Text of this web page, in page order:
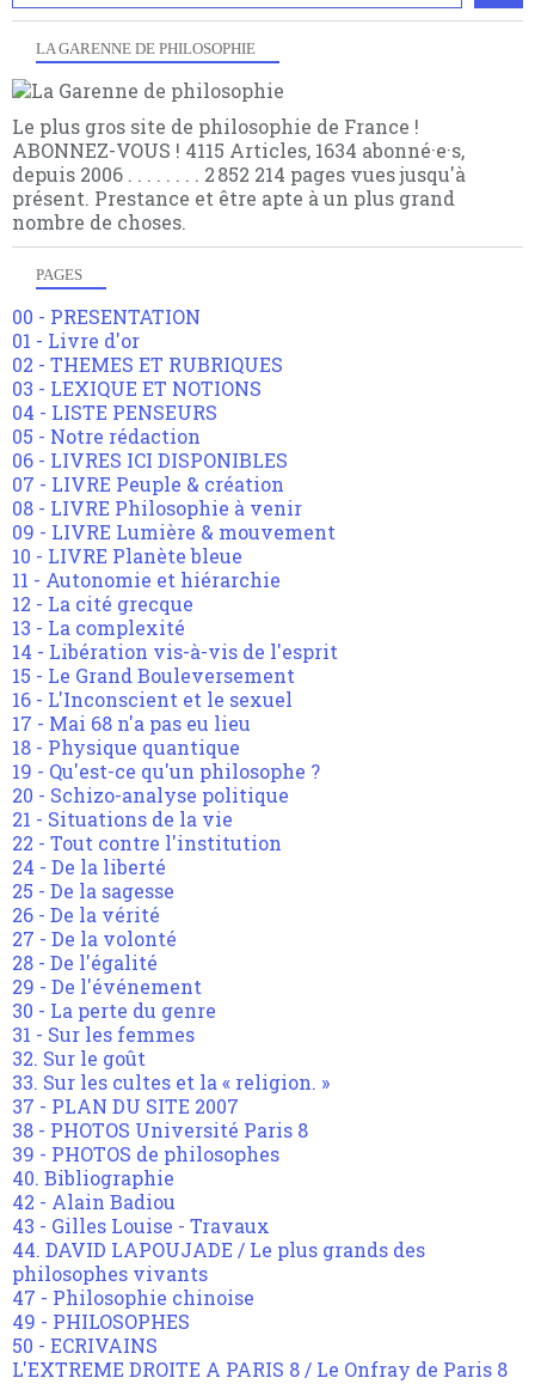
LA GARENNE DE PHILOSOPHIE
Le plus gros site de philosophie de France !
ABONNEZ-VOUS ! 4115 Articles, 1634 abonné·e·s,
depuis 2006 . . . . . . . . 2 852 214 pages vues jusqu'à
présent. Prestance et être apte à un plus grand
nombre de choses.
PAGES
00 - PRESENTATION
01 - Livre d'or
02 - THEMES ET RUBRIQUES
03 - LEXIQUE ET NOTIONS
04 - LISTE PENSEURS
05 - Notre rédaction
06 - LIVRES ICI DISPONIBLES
07 - LIVRE Peuple & création
08 - LIVRE Philosophie à venir
09 - LIVRE Lumière & mouvement
10 - LIVRE Planète bleue
11 - Autonomie et hiérarchie
12 - La cité grecque
13 - La complexité
14 - Libération vis-à-vis de l'esprit
15 - Le Grand Bouleversement
16 - L'Inconscient et le sexuel
17 - Mai 68 n'a pas eu lieu
18 - Physique quantique
19 - Qu'est-ce qu'un philosophe ?
20 - Schizo-analyse politique
21 - Situations de la vie
22 - Tout contre l'institution
24 - De la liberté
25 - De la sagesse
26 - De la vérité
27 - De la volonté
28 - De l'égalité
29 - De l'événement
30 - La perte du genre
31 - Sur les femmes
32. Sur le goût
33. Sur les cultes et la « religion. »
37 - PLAN DU SITE 2007
38 - PHOTOS Université Paris 8
39 - PHOTOS de philosophes
40. Bibliographie
42 - Alain Badiou
43 - Gilles Louise - Travaux
44. DAVID LAPOUJADE / Le plus grands des
philosophes vivants
47 - Philosophie chinoise
49 - PHILOSOPHES
50 - ECRIVAINS
L'EXTREME DROITE A PARIS 8 / Le Onfray de Paris 8